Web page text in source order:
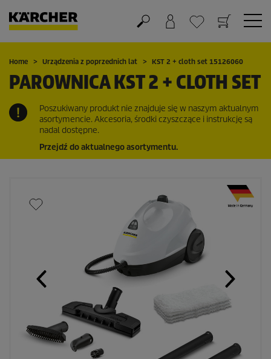
Koszyk
Lista życzeń
Home Urządzenia z poprzednich lat KST 2 + cloth set 15126060
PAROWNICA KST 2 + CLOTH SET
Poszukiwany produkt nie znajduje się w naszym aktualnym
asortymencie. Akcesoria, środki czyszczące i instrukcję są
nadal dostępne.
Przejdź do aktualnego asortymentu.